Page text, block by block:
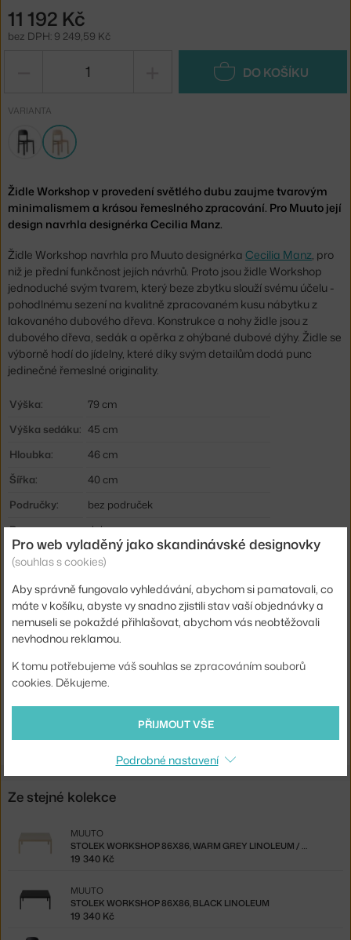
11 192 Kč
bez DPH: 9 249,59 Kč
DO KOŠÍKU
VARIANTA
Židle Workshop v provedení světlého dubu zaujme tvarovým
minimalismem a krásou řemeslného zpracování. Pro Muuto její
design navrhla designérka Cecilia Manz.
Židle Workshop navrhla pro Muuto designérka Cecilia Manz, pro
niž je přední funkčnost jejích návrhů. Proto jsou židle Workshop
jednoduché svým tvarem, který beze zbytku slouží svému účelu -
pohodlnému sezení na kvalitně zpracovaném kusu nábytku z
lakovaného dubového dřeva. Konstrukce a nohy židle jsou z
dubového dřeva, sedák a opěrka z ohýbané dubové dýhy. Židle se
výborně hodí do jídelny, které díky svým detailům dodá punc
jedinečné řemeslné originality.
Výška:
79 cm
Výška sedáku: 45 cm
Hloubka:
46 cm
Šířka:
40 cm
Područky:
bez područek
Barva:
dub
Materiál:
dubové dřevo, lakovaná dubová dýha
Sedák:
dřevo
Podnož:
dřevo
EAN
5713294888203
Ste zo Slovenska? Prejdite naStolička Workshop, oak
Ze stejné kolekce
STOLEK WORKSHOP 86X86, WARM GREY LINOLEUM / OAK
MUUTO
19 340 Kč
STOLEK WORKSHOP 86X86, BLACK LINOLEUM
MUUTO
19 340 Kč
Pro web vyladěný jako skandinávské designovky
(souhlas s cookies)
Aby správně fungovalo vyhledávání, abychom si pamatovali, co
máte v košíku, abyste vy snadno zjistili stav vaší objednávky a
nemuseli se pokaždé přihlašovat, abychom vás neobtěžovali
nevhodnou reklamou.
K tomu potřebujeme váš souhlas se zpracováním souborů
cookies. Děkujeme.
PŘIJMOUT VŠE
Podrobné nastavení